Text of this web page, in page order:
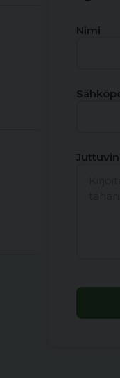
Nimi